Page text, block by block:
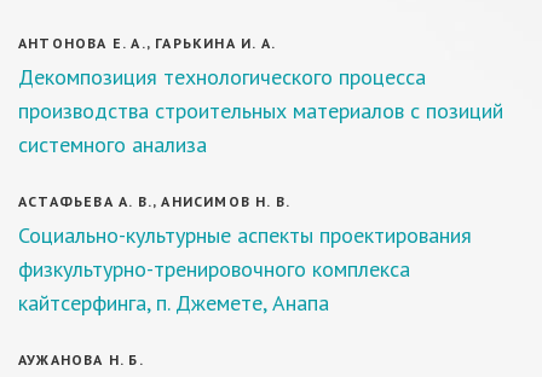
АНТОНОВА Е. А., ГАРЬКИНА И. А.
Декомпозиция технологического процесса
производства строительных материалов с позиций
системного анализа
АСТАФЬЕВА А. В., АНИСИМОВ Н. В.
Социально-культурные аспекты проектирования
физкультурно-тренировочного комплекса
кайтсерфинга, п. Джемете, Анапа
АУЖАНОВА Н. Б.